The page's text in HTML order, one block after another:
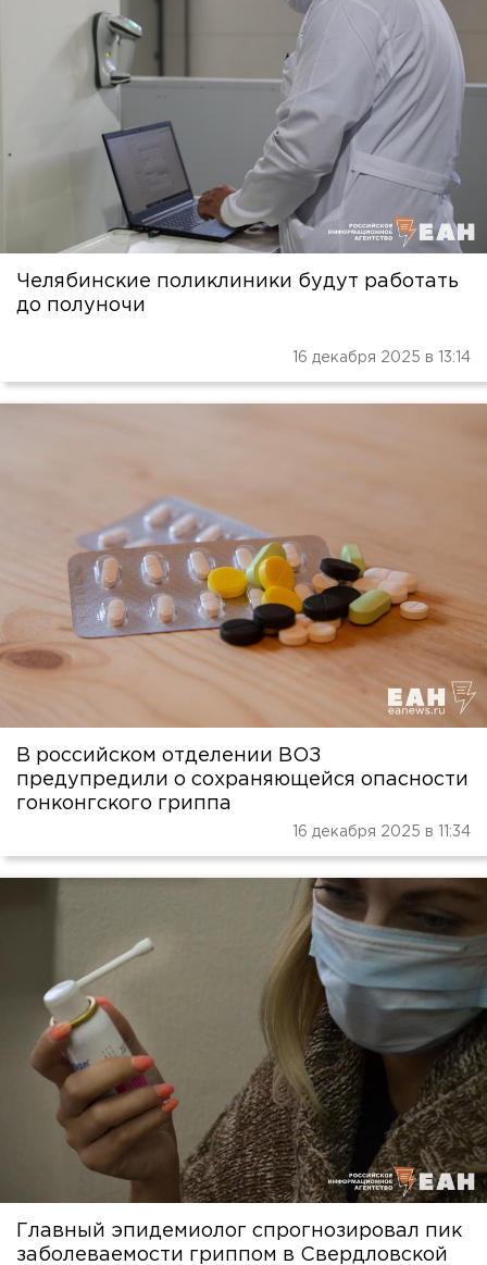
Челябинские поликлиники будут работать
до полуночи
16 декабря 2025 в 13:14
В российском отделении ВОЗ
предупредили о сохраняющейся опасности
гонконгского гриппа
16 декабря 2025 в 11:34
Главный эпидемиолог спрогнозировал пик
заболеваемости гриппом в Свердловской